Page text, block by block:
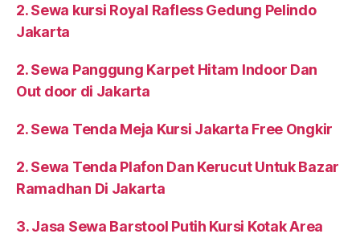
2. Sewa kursi Royal Rafless Gedung Pelindo
Jakarta
2. Sewa Panggung Karpet Hitam Indoor Dan
Out door di Jakarta
2. Sewa Tenda Meja Kursi Jakarta Free Ongkir
2. Sewa Tenda Plafon Dan Kerucut Untuk Bazar
Ramadhan Di Jakarta
3. Jasa Sewa Barstool Putih Kursi Kotak Area